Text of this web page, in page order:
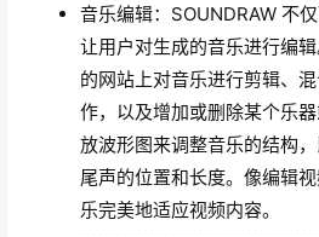
音乐编辑：SOUNDRAW 不
让用户对生成的音乐进行编
的网站上对音乐进行剪辑、
作，以及增加或删除某个乐
放波形图来调整音乐的结构
尾声的位置和长度。像编辑
乐完美地适应视频内容。